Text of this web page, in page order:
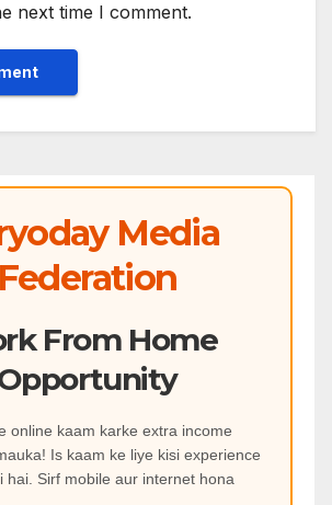
next time I comment.
Media
Federation
From Home
online kaam karke extra income
Is kaam ke liye kisi experience
hai. Sirf mobile aur internet hona